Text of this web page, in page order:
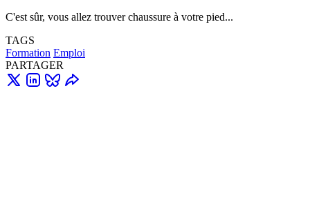
C'est sûr, vous allez trouver chaussure à votre pied...
TAGS
Formation Emploi
PARTAGER